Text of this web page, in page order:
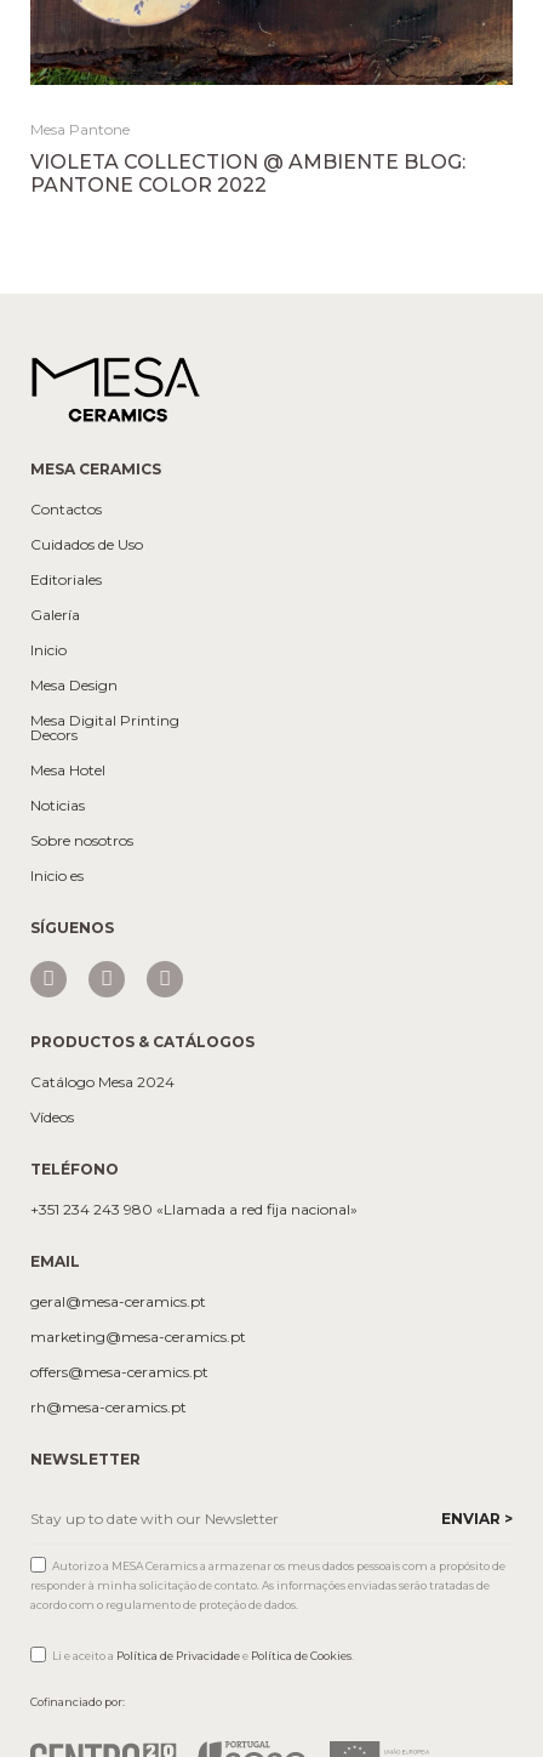
Mesa Pantone
VIOLETA COLLECTION @ AMBIENTE BLOG:
PANTONE COLOR 2022
MESA CERAMICS
Contactos
Cuidados de Uso
Editoriales
Galería
Inicio
Mesa Design
Mesa Digital Printing
Decors
Mesa Hotel
Noticias
Sobre nosotros
Inicio es
SÍGUENOS
PRODUCTOS & CATÁLOGOS
Catálogo Mesa 2024
Vídeos
TELÉFONO
+351 234 243 980 «Llamada a red fija nacional»
EMAIL
geral@mesa-ceramics.pt
marketing@mesa-ceramics.pt
offers@mesa-ceramics.pt
rh@mesa-ceramics.pt
NEWSLETTER
Autorizo a MESA Ceramics a armazenar os meus dados pessoais com a propósito de
responder à minha solicitação de contato. As informações enviadas serão tratadas de
acordo com o regulamento de proteção de dados.
Li e aceito a Política de Privacidadee Política de Cookies.
Cofinanciado por: